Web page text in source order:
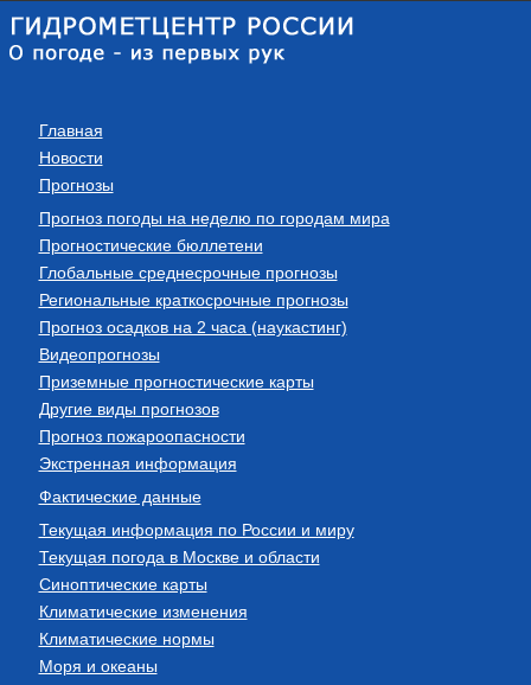
Главная
Новости
Прогнозы
Прогноз погоды на неделю по городам мира
Прогностические бюллетени
Глобальные среднесрочные прогнозы
Региональные краткосрочные прогнозы
Прогноз осадков на 2 часа (наукастинг)
Видеопрогнозы
Приземные прогностические карты
Другие виды прогнозов
Прогноз пожароопасности
Экстренная информация
Фактические данные
Текущая информация по России и миру
Текущая погода в Москве и области
Синоптические карты
Климатические изменения
Климатические нормы
Моря и океаны